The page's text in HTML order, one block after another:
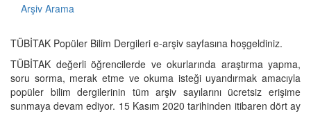
Arşiv Arama
TÜBİTAK Popüler Bilim Dergileri e-arşiv sayfasına hoşgeldiniz.
TÜBİTAK değerli öğrencilerde ve okurlarında araştırma yapma,
soru sorma, merak etme ve okuma isteği uyandırmak amacıyla
popüler bilim dergilerinin tüm arşiv sayılarını ücretsiz erişime
sunmaya devam ediyor. 15 Kasım 2020 tarihinden itibaren dört ay